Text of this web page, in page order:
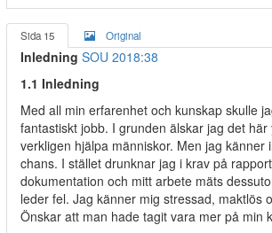
Sida 15 Original
Inledning SOU 2018:38
1.1 Inledning
Med all min erfarenhet och kunskap skulle
fantastiskt jobb. I grunden älskar jag det här
verkligen hjälpa människor. Men jag känner
chans. I stället drunknar jag i krav på
dokumentation och mitt arbete mäts
leder fel. Jag känner mig stressad, maktlös
Önskar att man hade tagit vara mer på min